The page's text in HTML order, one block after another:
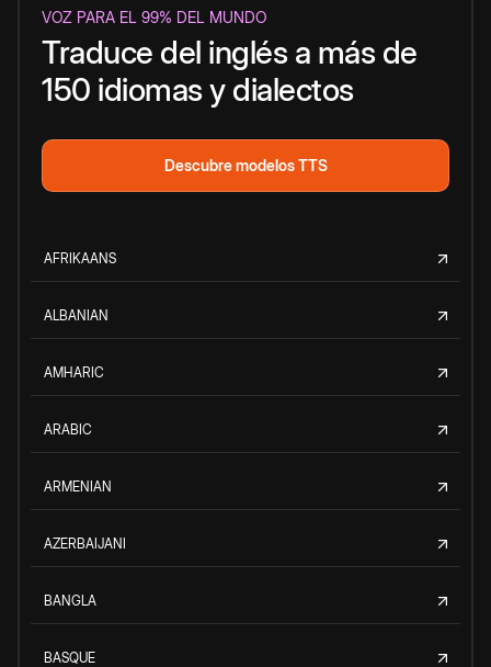
VOZ PARA EL 99% DEL MUNDO
Traduce del inglés a más de
150 idiomas y dialectos
Descubre modelos TTS
AFRIKAANS
ALBANIAN
AMHARIC
ARABIC
ARMENIAN
AZERBAIJANI
BANGLA
BASQUE